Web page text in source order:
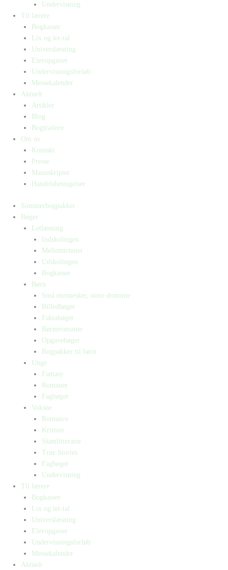
Undervisning
Til lærere
Bogkasser
Lix og let-tal
Universlæsning
Elevopgaver
Undervisningsforløb
Messekalender
Aktuelt
Artikler
Blog
Bogtrailere
Om os
Kontakt
Presse
Manuskripter
Handelsbetingelser
Sommerbogpakker
Bøger
Letlæsning
Indskolingen
Mellemtrinnet
Udskolingen
Bogkasser
Børn
Små mennesker, store drømme
Billedbøger
Faktabøger
Børneromaner
Opgavebøger
Bogpakker til børn
Unge
Fantasy
Romaner
Fagbøger
Voksne
Romance
Krimier
Skønlitteratur
True Stories
Fagbøger
Undervisning
Til lærere
Bogkasser
Lix og let-tal
Universlæsning
Elevopgaver
Undervisningsforløb
Messekalender
Aktuelt